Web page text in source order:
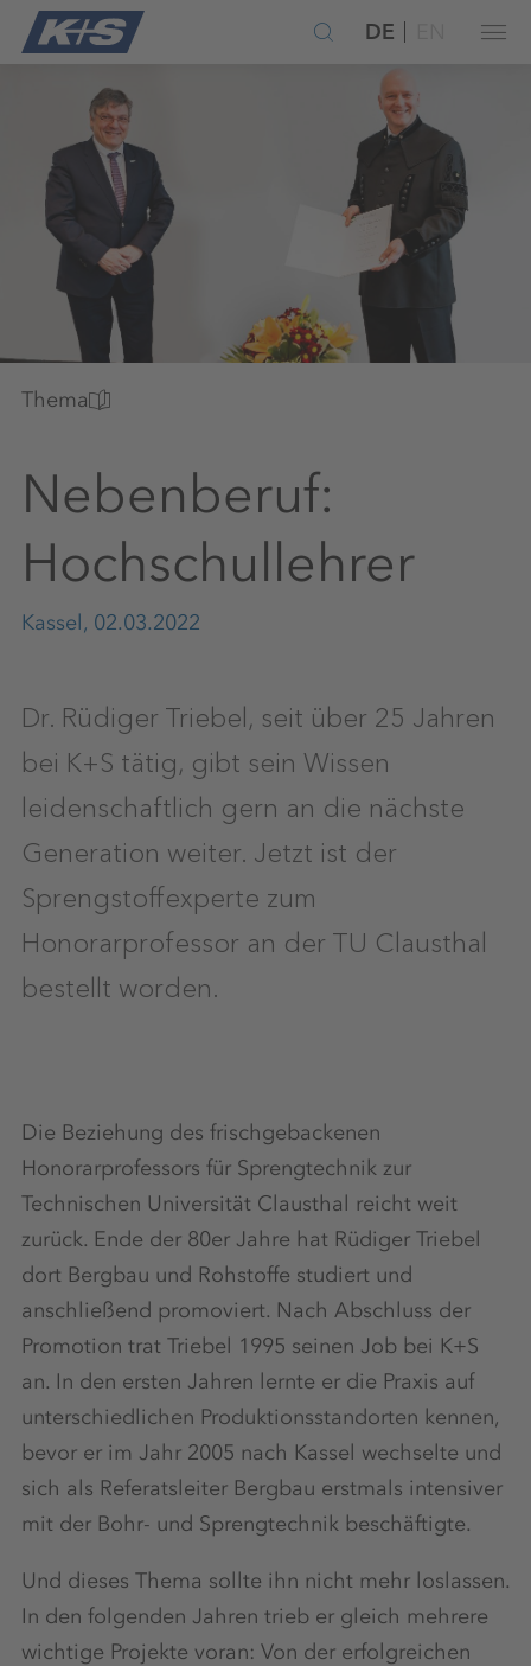
DE
Thema
Nebenberuf:
Hochschullehrer
Kassel, 02.03.2022
Dr. Rüdiger Triebel, seit über 25 Jahren
bei K+S tätig, gibt sein Wissen
leidenschaftlich gern an die nächste
Generation weiter. Jetzt ist der
Sprengstoffexperte zum
Honorarprofessor an der TU Clausthal
bestellt worden.
Die Beziehung des frischgebackenen
Honorarprofessors für Sprengtechnik zur
Technischen Universität Clausthal reicht weit
zurück. Ende der 80er Jahre hat Rüdiger Triebel
dort Bergbau und Rohstoffe studiert und
anschließend promoviert. Nach Abschluss der
Promotion trat Triebel 1995 seinen Job bei K+S
an. In den ersten Jahren lernte er die Praxis auf
unterschiedlichen Produktionsstandorten kennen,
bevor er im Jahr 2005 nach Kassel wechselte und
sich als Referatsleiter Bergbau erstmals intensiver
mit der Bohr- und Sprengtechnik beschäftigte.
Und dieses Thema sollte ihn nicht mehr loslassen.
In den folgenden Jahren trieb er gleich mehrere
wichtige Projekte voran: Von der erfolgreichen